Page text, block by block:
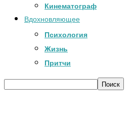
Кинематограф
Вдохновляющее
Психология
Жизнь
Притчи